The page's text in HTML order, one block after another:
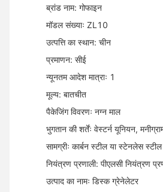
ब्रांड नाम: गोफाइन
मॉडल संख्याः ZL10
उत्पत्ति का स्थान: चीन
प्रमाणन: सीई
न्यूनतम आदेश मात्राः 1
मूल्य: बातचीत
पैकेजिंग विवरणः नग्न माल
भुगतान की शर्तेंः वेस्टर्न यूनियन,
सामग्रीः कार्बन स्टील या स्टेनलेस स्टील
नियंत्रण प्रणाली: पीएलसी नियंत्रण
उत्पाद का नामः डिस्क ग्रेनेलेटर